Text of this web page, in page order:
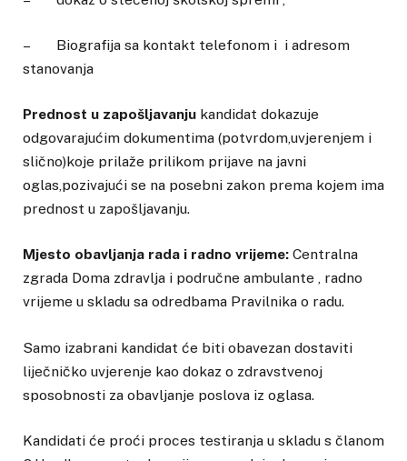
– Biografija sa kontakt telefonom i i adresom
stanovanja
Prednost u zapošljavanju kandidat dokazuje
odgovarajućim dokumentima (potvrdom,uvjerenjem i
slično)koje prilaže prilikom prijave na javni
oglas,pozivajući se na posebni zakon prema kojem ima
prednost u zapošljavanju.
Mjesto obavljanja rada i radno vrijeme: Centralna
zgrada Doma zdravlja i područne ambulante , radno
vrijeme u skladu sa odredbama Pravilnika o radu.
Samo izabrani kandidat će biti obavezan dostaviti
liječničko uvjerenje kao dokaz o zdravstvenoj
sposobnosti za obavljanje poslova iz oglasa.
Kandidati će proći proces testiranja u skladu s članom